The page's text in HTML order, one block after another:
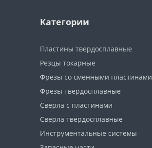
Категории
Пластины твердосплавные
Резцы токарные
Фрезы со сменными пластинами
Фрезы твердосплавные
Сверла с пластинами
Сверла твердосплавные
Инструментальные системы